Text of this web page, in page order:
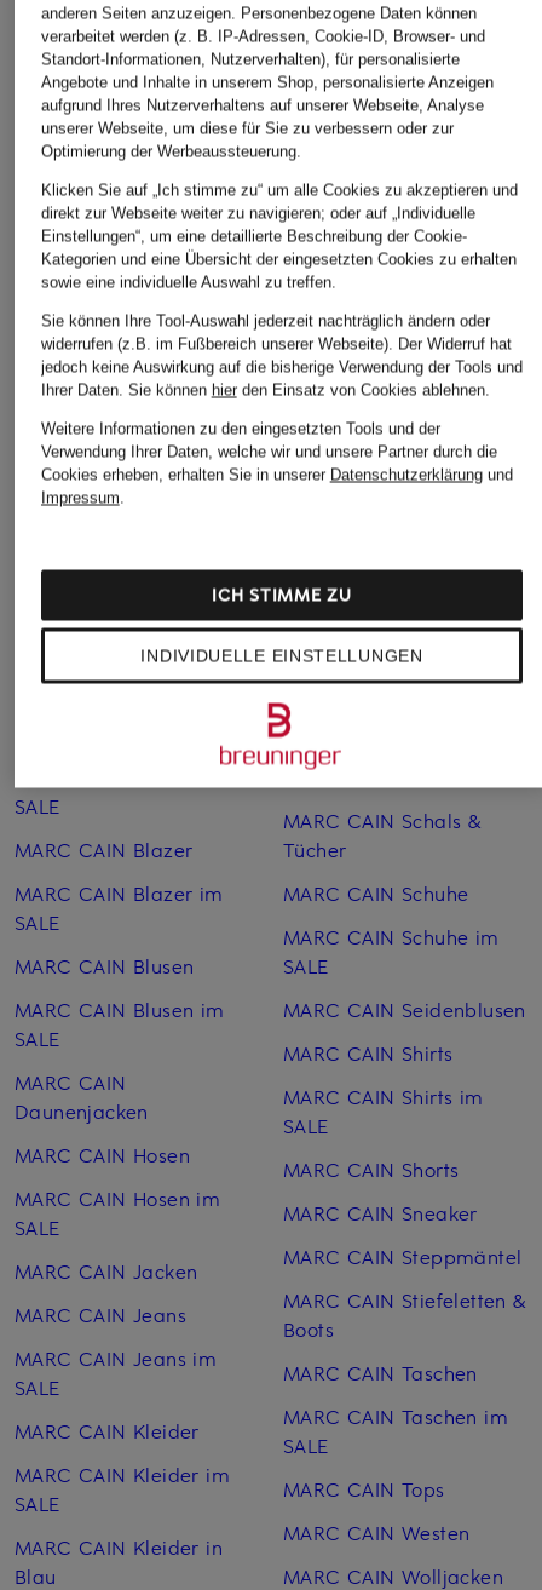
monari
Overshirt
CHF 70
Ursprünglich: CHF 149
someday
Kastenjacke NUALIN
CHF 90
Ursprünglich: CHF 179
S Max Mara
CHF 540
Ursprünglich:
Weitere Kategorien
Grüne MARC CAIN
MARC CAIN 7/8-Hosen
MARC CAIN Accessoires
SALE
MARC CAIN Blazer
MARC CAIN Blazer im
SALE
MARC CAIN Blusen
MARC CAIN Blusen im
SALE
MARC CAIN
Daunenjacken
MARC CAIN Hosen
MARC CAIN Hosen im
SALE
MARC CAIN Jacken
MARC CAIN Jeans
MARC CAIN Jeans im
SALE
MARC CAIN Kleider
MARC CAIN Kleider im
SALE
MARC CAIN Kleider in
Blau
MARC CAIN Poloshirts
MARC CAIN Pullover
MARC CAIN Röcke
MARC CAIN Röcke im
SALE
MARC CAIN Sandalen
MARC CAIN Schals &
Tücher
MARC CAIN Schuhe
MARC CAIN Schuhe im
SALE
MARC CAIN Seiden­blusen
MARC CAIN Shirts
MARC CAIN Shirts im
SALE
MARC CAIN Shorts
MARC CAIN Sneaker
MARC CAIN Steppmäntel
MARC CAIN Stiefeletten &
Boots
MARC CAIN Taschen
MARC CAIN Taschen im
SALE
MARC CAIN Tops
MARC CAIN Westen
MARC CAIN Woll­jacken
anderen Seiten anzuzeigen. Personenbezogene Daten können
verarbeitet werden (z. B. IP-Adressen, Cookie-ID, Browser- und
Standort-Informationen, Nutzerverhalten), für personalisierte
Angebote und Inhalte in unserem Shop, personalisierte Anzeigen
aufgrund Ihres Nutzerverhaltens auf unserer Webseite, Analyse
unserer Webseite, um diese für Sie zu verbessern oder zur
Optimierung der Werbeaussteuerung.
Klicken Sie auf „Ich stimme zu“ um alle Cookies zu akzeptieren und
direkt zur Webseite weiter zu navigieren; oder auf „Individuelle
Einstellungen“, um eine detaillierte Beschreibung der Cookie-
Kategorien und eine Übersicht der eingesetzten Cookies zu erhalten
sowie eine individuelle Auswahl zu treffen.
Sie können Ihre Tool-Auswahl jederzeit nachträglich ändern oder
widerrufen (z.B. im Fußbereich unserer Webseite). Der Widerruf hat
jedoch keine Auswirkung auf die bisherige Verwendung der Tools und
Ihrer Daten. Sie können hierden Einsatz von Cookies ablehnen.
Weitere Informationen zu den eingesetzten Tools und der
Verwendung Ihrer Daten, welche wir und unsere Partner durch die
Cookies erheben, erhalten Sie in unserer Datenschutzerklärungund
Impressum.
INDIVIDUELLE EINSTELLUNGEN
ICH STIMME ZU